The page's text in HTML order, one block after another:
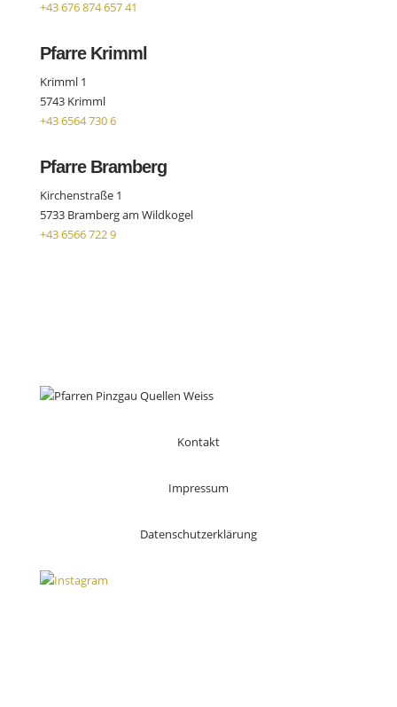
+43 676 874 657 41
Pfarre Krimml
Krimml 1
5743 Krimml
+43 6564 730 6
Pfarre Bramberg
Kirchenstraße 1
5733 Bramberg am Wildkogel
+43 6566 722 9
Kontakt
Impressum
Datenschutzerklärung